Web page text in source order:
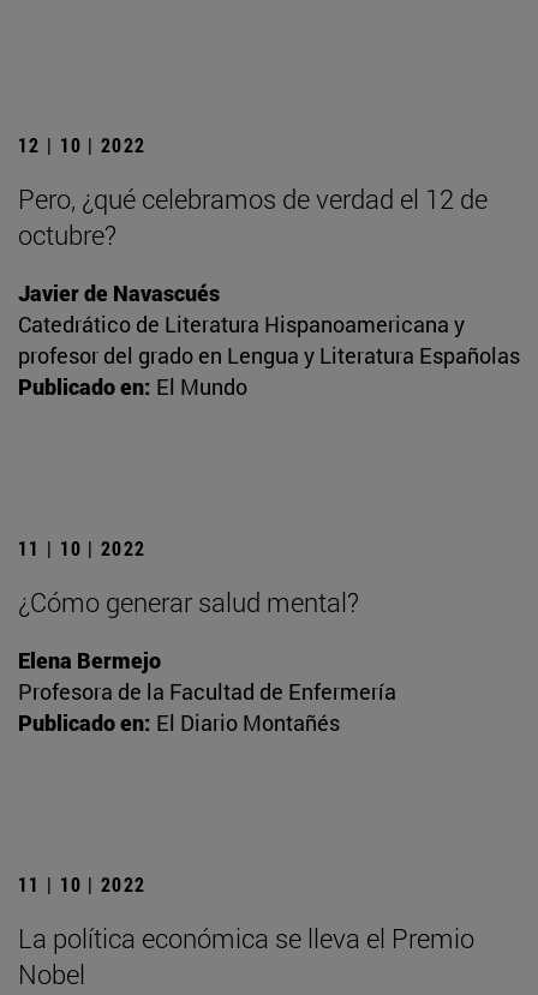
12 | 10 | 2022
Pero, ¿qué celebramos de verdad el 12 de
octubre?
Javier de Navascués
Catedrático de Literatura Hispanoamericana y
profesor del grado en Lengua y Literatura Españolas
Publicado en: El Mundo
11 | 10 | 2022
¿Cómo generar salud mental?
Elena Bermejo
Profesora de la Facultad de Enfermería
Publicado en: El Diario Montañés
11 | 10 | 2022
La política económica se lleva el Premio
Nobel